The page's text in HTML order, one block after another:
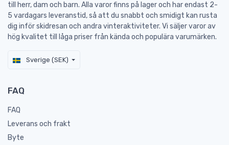
till herr, dam och barn. Alla varor finns på lager och har endast 2-
5 vardagars leveranstid, så att du snabbt och smidigt kan rusta
dig inför skidresan och andra vinteraktiviteter. Vi säljer varor av
hög kvalitet till låga priser från kända och populära varumärken.
Sverige (SEK)
FAQ
FAQ
Leverans och frakt
Byte